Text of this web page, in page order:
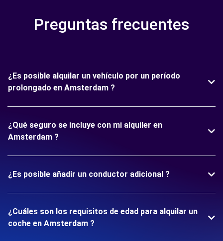
Preguntas frecuentes
¿Es posible alquilar un vehículo por un período
prolongado en Amsterdam ?
¿Qué seguro se incluye con mi alquiler en
Amsterdam ?
¿Es posible añadir un conductor adicional ?
¿Cuáles son los requisitos de edad para alquilar un
coche en Amsterdam ?